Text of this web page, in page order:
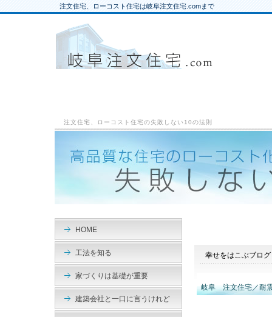
注文住宅、ローコスト住宅は岐阜注文住宅.comまで
注文住宅、ローコスト住宅の失敗しない10の法則
幸せをはこぶブログ
岐阜 注文住宅／耐
HOME
工法を知る
家づくりは基礎が重要
建築会社と一口に言うけれど